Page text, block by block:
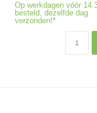
Op werkdagen vóór
besteld, dezelfde dag
verzonden!*